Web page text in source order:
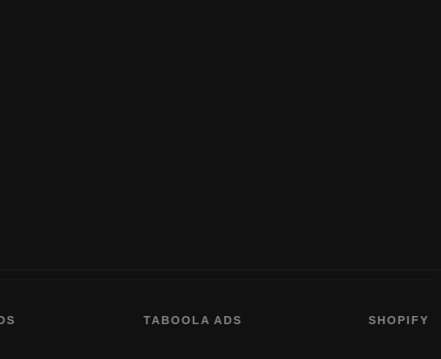
TABOOLA ADS SHOPIFY